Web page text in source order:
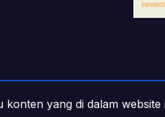
konten yang di dalam